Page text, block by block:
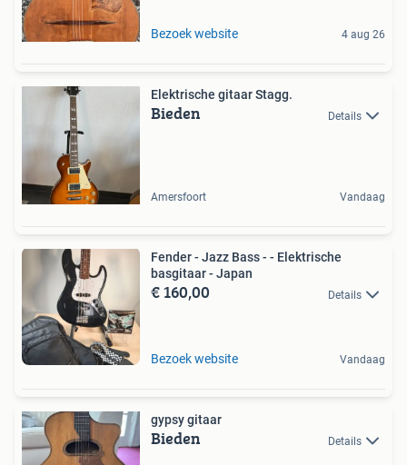
Bezoek website 4 aug 26
Elektrische gitaar Stagg.
Bieden Details
Amersfoort Vandaag
Fender - Jazz Bass - - Elektrische
basgitaar - Japan
€ 160,00 Details
Bezoek website Vandaag
gypsy gitaar
Bieden Details